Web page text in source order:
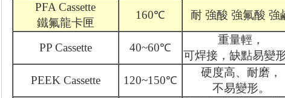
PFA Cassette
鐵氟龍卡匣
160℃ 耐 強酸 強氟酸 強
PP Cassette 40~60℃
重量輕，
可焊接，缺點易變形
PEEK Cassette 120~150℃
硬度高、耐磨，
不易變形。